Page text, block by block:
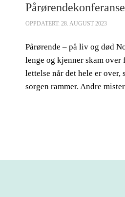
OPPDATERT: 28. AUGUST 2023
Pårørende – på liv og død
lenge og kjenner skam over
lettelse når det hele er over,
sorgen rammer. Andre